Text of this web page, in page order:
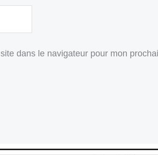
dans le navigateur pour mon